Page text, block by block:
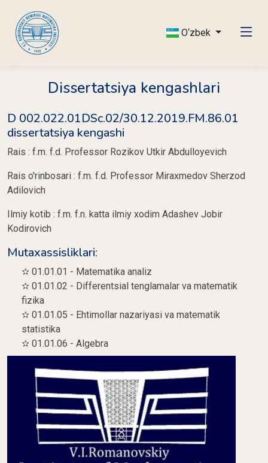
O‘zbek
Dissertatsiya kengashlari
D 002.022.01DSc.02/30.12.2019.FM.86.01
dissertatsiya kengashi
Rais : f.m. f.d. Professor Rozikov Utkir Abdulloyevich
Rais o'rinbosari : f.m. f.d. Professor Miraxmedov Sherzod
Adilovich
Ilmiy kotib : f.m. f.n. katta ilmiy xodim Adashev Jobir
Kodirovich
Mutaxassisliklari:
✫ 01.01.01 - Matematika analiz
✫ 01.01.02 - Differentsial tenglamalar va matematik
fizika
✫ 01.01.05 - Ehtimollar nazariyasi va matematik
statistika
✫ 01.01.06 - Algebra